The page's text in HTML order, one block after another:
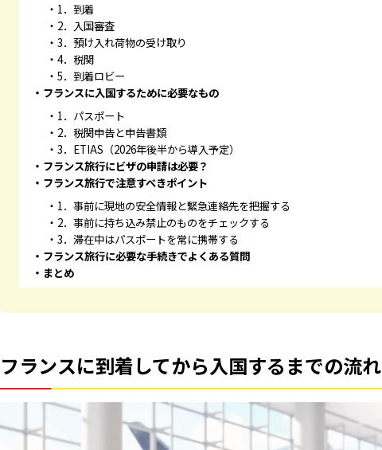
1．到着
2．入国審査
3．預け入れ荷物の受け取り
4．税関
5．到着ロビー
フランスに入国するために必要なもの
1．パスポート
2．税関申告と申告書類
3．ETIAS（2026年後半から導入予定）
フランス旅行にビザの申請は必要？
フランス旅行で注意すべきポイント
1．事前に現地の安全情報と緊急連絡先を把握する
2．事前に持ち込み禁止のものをチェックする
3．滞在中はパスポートを常に携帯する
フランス旅行に必要な手続きでよくある質問
まとめ
フランスに到着してから入国するまでの流れ